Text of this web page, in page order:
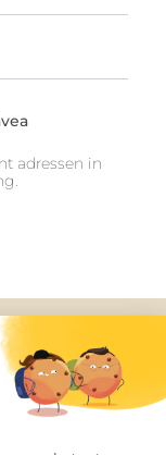
adressen in
De villa
Reviews